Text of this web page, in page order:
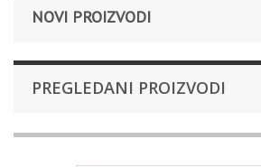
NOVI PROIZVODI
PREGLEDANI PROIZVODI